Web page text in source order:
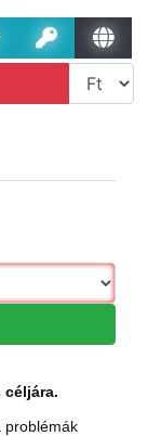
problémák